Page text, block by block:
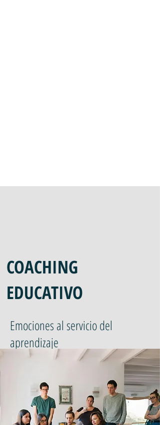
COACHING
EDUCATIVO
Emociones al servicio del
aprendizaje